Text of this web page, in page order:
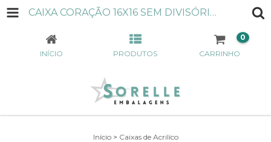
CAIXA CORAÇÃO 16X16 SEM DIVISÓRIA - 1 UNIDADE
INÍCIO PRODUTOS CARRINHO
0
Início > Caixas de Acrilíco